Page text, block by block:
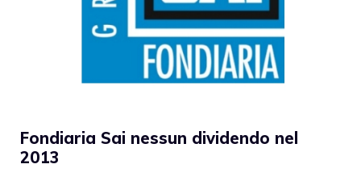
Fondiaria Sai nessun dividendo nel
2013